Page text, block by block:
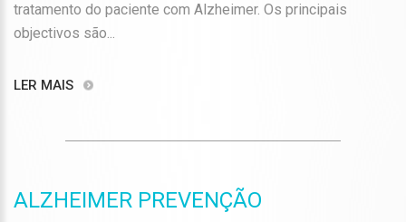
tratamento do paciente com Alzheimer. Os principais
objectivos são...
LER MAIS
ALZHEIMER PREVENÇÃO